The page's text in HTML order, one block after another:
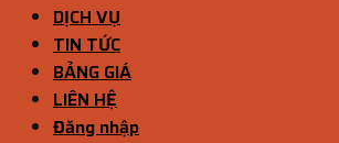
DỊCH VỤ
TIN TỨC
BẢNG GIÁ
LIÊN HỆ
Đăng nhập